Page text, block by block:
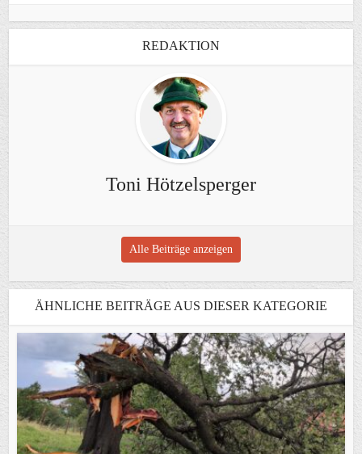
REDAKTION
Toni Hötzelsperger
Alle Beiträge anzeigen
ÄHNLICHE BEITRÄGE AUS DIESER KATEGORIE